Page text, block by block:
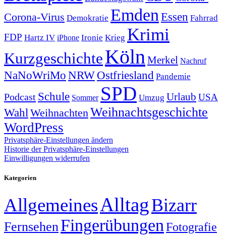
Corona-Virus Demokratie Emden Essen Fahrrad
FDP Hartz IV iPhone Ironie Krieg Krimi
KurzgeschichteKöln Merkel Nachruf
NaNoWriMo NRWOstfriesland Pandemie
Podcast Schule Sommer SPD Umzug Urlaub USA
Wahl Weihnachten Weihnachtsgeschichte
WordPress
Privatsphäre-Einstellungen ändern
Historie der Privatsphäre-Einstellungen
Einwilligungen widerrufen
Kategorien
AllgemeinesAlltagBizarr
FernsehenFingerübungen Fotografie